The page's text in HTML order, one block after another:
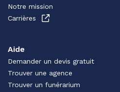
Notre mission
Carrières
Aide
Demander un devis gratuit
Trouver une agence
Trouver un funérarium